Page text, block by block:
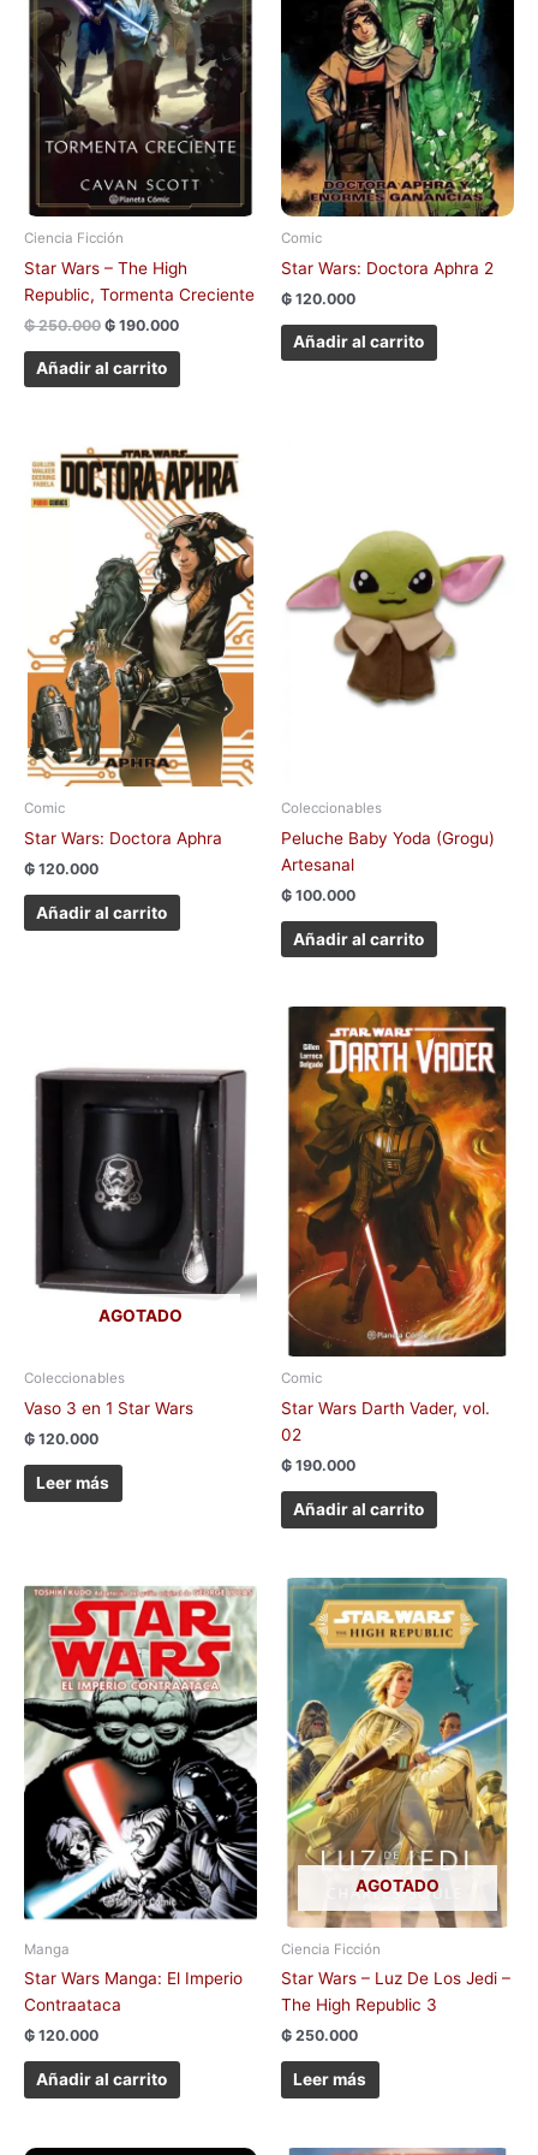
Ciencia Ficción
Star Wars – The High
Republic, Tormenta Creciente
₲250.000 ₲ 190.000
Añadir al carrito
Comic
Star Wars: Doctora Aphra 2
₲ 120.000
Añadir al carrito
Comic
Star Wars: Doctora Aphra
₲ 120.000
Añadir al carrito
Coleccionables
Peluche Baby Yoda (Grogu)
Artesanal
₲ 100.000
Añadir al carrito
AGOTADO
Coleccionables
Vaso 3 en 1 Star Wars
₲ 120.000
Leer más
Comic
Star Wars Darth Vader, vol.
02
₲ 190.000
Añadir al carrito
Manga
Star Wars Manga: El Imperio
Contraataca
₲ 120.000
Añadir al carrito
AGOTADO
Ciencia Ficción
Star Wars – Luz De Los Jedi –
The High Republic 3
₲ 250.000
Leer más